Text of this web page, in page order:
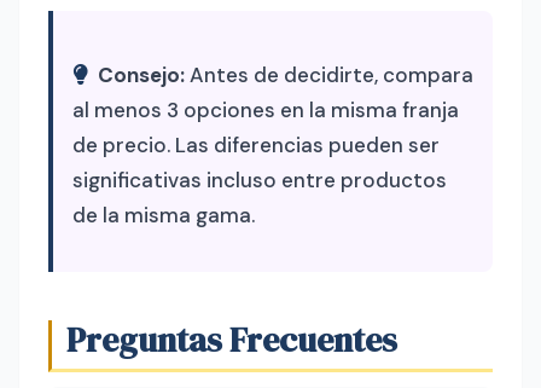
Consejo:Antes de decidirte, compara
al menos 3 opciones en la misma franja
de precio. Las diferencias pueden ser
significativas incluso entre productos
de la misma gama.
Preguntas Frecuentes